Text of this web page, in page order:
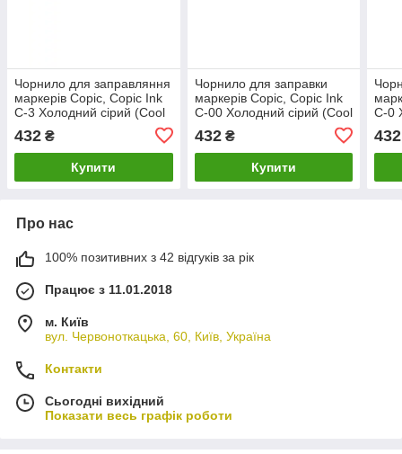
Чорнило для заправляння
маркерів Copic, Copic Ink
С-3 Холодний сірий (Cool
432 ₴
Купити
Чорнило для заправки
маркерів Copic, Copic Ink
С-00 Холодний сірий (Cool
432₴
Купити
С-0
432
Про нас
100% позитивних з 42 відгуків за рік
Працює з 11.01.2018
м. Київ
вул. Червоноткацька, 60, Київ, Україна
Контакти
Сьогодні вихідний
Показати весь графік роботи